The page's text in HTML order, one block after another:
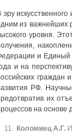
эру
из важнейших
уровня.
и Единый
и на
граждан
РФ.
их
на основе
КоломиецА.Г.